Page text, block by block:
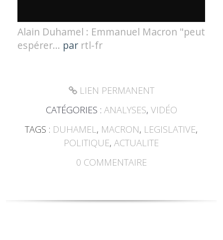
Alain Duhamel : Emmanuel Macron "peut
espérer... par rtl-fr
LIEN PERMANENT
CATÉGORIES : ANALYSES, VIDÉO
TAGS : DUHAMEL , MACRON, LEGISLATIVE,
POLITIQUE,ACTUALITE
0 COMMENTAIRE